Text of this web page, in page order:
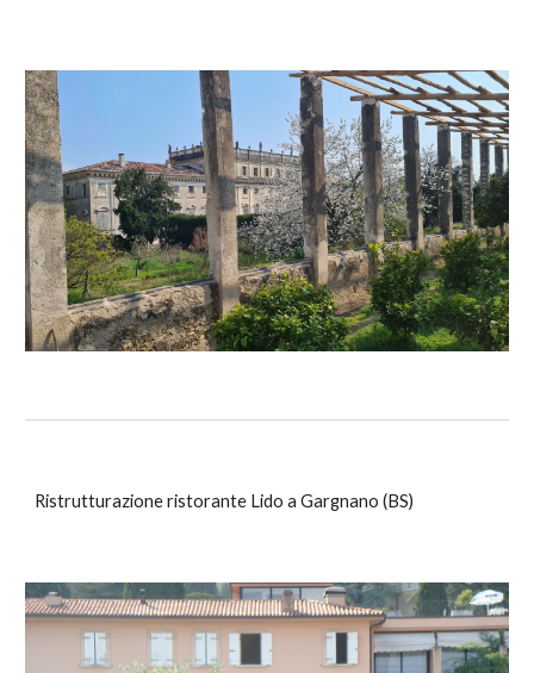
Ristrutturazione ristorante Lido a Gargnano (BS)